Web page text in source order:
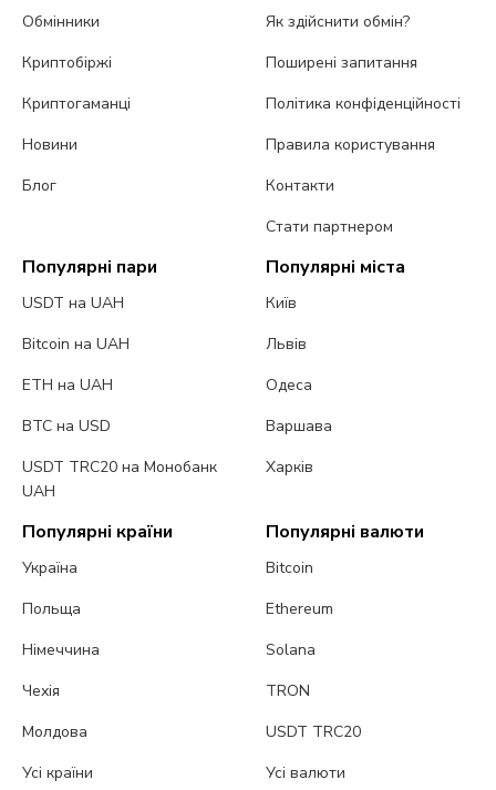
Обмінники
Криптобіржі
Криптогаманці
Новини
Блог
Як здійснити обмін?
Поширені запитання
Політика конфіденційності
Правила користування
Контакти
Стати партнером
Популярні пари
USDT на UAH
Bitcoin на UAH
ETH на UAH
BTC на USD
USDT TRC20 на Монобанк
UAH
Популярні міста
Київ
Львів
Одеса
Варшава
Харків
Популярні країни
Україна
Польща
Німеччина
Чехія
Молдова
Усі країни
Популярні валюти
Bitcoin
Ethereum
Solana
TRON
USDT TRC20
Усі валюти